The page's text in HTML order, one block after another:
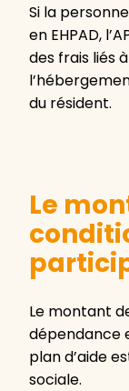
Si la
en EHPAD,
des frais liés
du résident.
Le
Le montant
dépendance
plan d’aide
sociale.